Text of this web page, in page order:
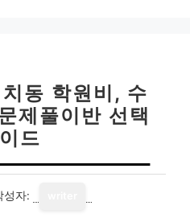
동 학원비, 수
제풀이반 선택
드
성자: